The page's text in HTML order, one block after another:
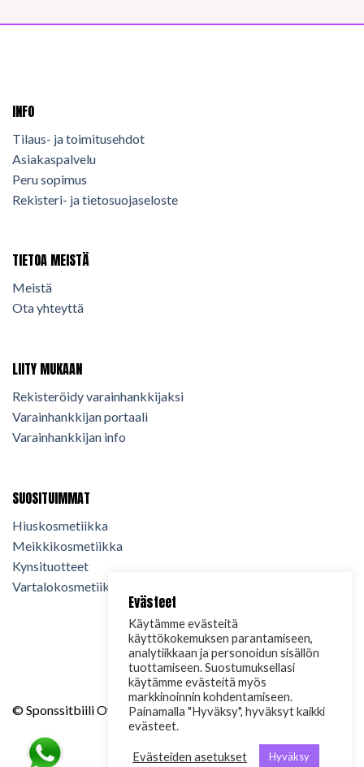
INFO
Tilaus- ja toimitusehdot
Asiakaspalvelu
Peru sopimus
Rekisteri- ja tietosuojaseloste
TIETOA MEISTÄ
Meistä
Ota yhteyttä
LIITY MUKAAN
Rekisteröidy varainhankkijaksi
Varainhankkijan portaali
Varainhankkijan info
SUOSITUIMMAT
Hiuskosmetiikka
Meikkikosmetiikka
Kynsituotteet
Vartalokosmetiikka
© Sponssitbiili Oy. 2024. Kaikki oikeudet pidätetään.
Evästeet
Käytämme evästeitä
käyttökokemuksen parantamiseen,
analytiikkaan ja personoidun sisällön
tuottamiseen. Suostumuksellasi
käytämme evästeitä myös
markkinoinnin kohdentamiseen.
Painamalla "Hyväksy", hyväksyt kaikki
evästeet.
Evästeiden asetukset Hyväksy